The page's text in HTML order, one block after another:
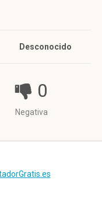
Desconocido
0
Negativa